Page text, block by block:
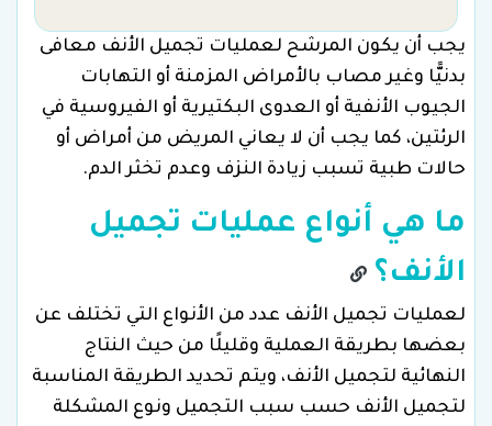
يجب أن يكون المرشح لعمليات تجميل الأنف معافى
بدنيًّا وغير مصاب بالأمراض المزمنة أو التهابات
الجيوب الأنفية أو العدوى البكتيرية أو الفيروسية في
الرئتين، كما يجب أن لا يعاني المريض من أمراض أو
حالات طبية تسبب زيادة النزف وعدم تخثر الدم.
ما هي أنواع عمليات تجميل
الأنف؟
لعمليات تجميل الأنف عدد من الأنواع التي تختلف عن
بعضها بطريقة العملية وقليلًا من حيث النتاج
النهائية لتجميل الأنف، ويتم تحديد الطريقة المناسبة
لتجميل الأنف حسب سبب التجميل ونوع المشكلة